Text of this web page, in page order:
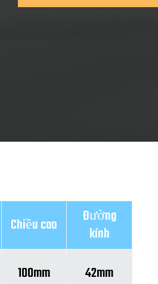
Chiều cao
Đường
kính
100mm 42mm